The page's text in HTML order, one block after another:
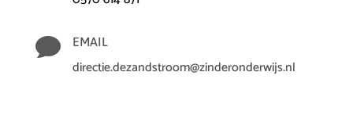
 EMAIL
directie.dezandstroom@zinderonderwijs.nl